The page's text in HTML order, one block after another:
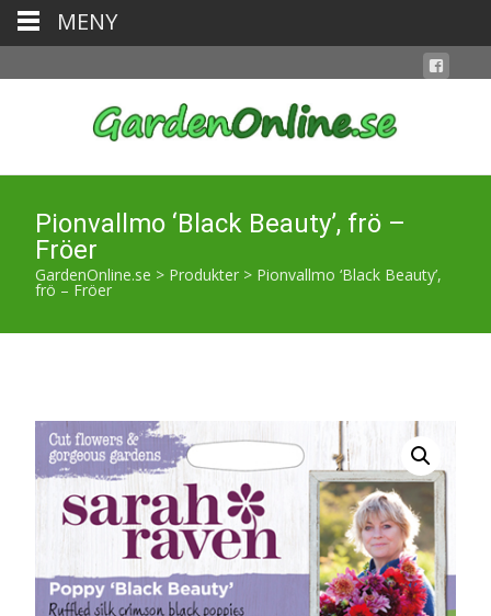
Pionvallmo ‘Black Beauty’, frö –
Fröer
GardenOnline.se > Produkter > Pionvallmo ‘Black Beauty’,
frö – Fröer
MENY